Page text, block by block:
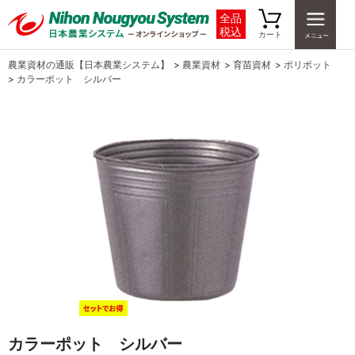
全品
税込
カート
農業資材の通販【日本農業システム】 > 農業資材 > 育苗資材 > ポリポット
> カラーポット シルバー
カラーポット シルバー